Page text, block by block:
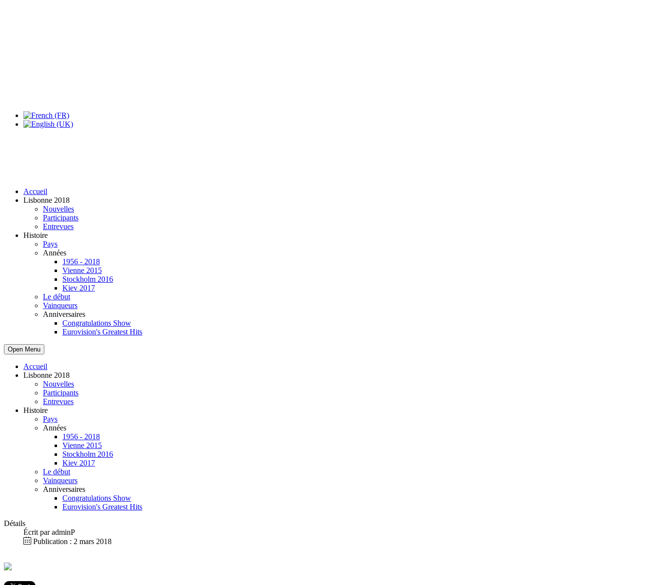
Accueil
Lisbonne 2018
Nouvelles
Participants
Entrevues
Histoire
Pays
Années
1956 - 2018
Vienne 2015
Stockholm 2016
Kiev 2017
Le début
Vainqueurs
Anniversaires
Congratulations Show
Eurovision's Greatest Hits
Open Menu
Accueil
Lisbonne 2018
Nouvelles
Participants
Entrevues
Histoire
Pays
Années
1956 - 2018
Vienne 2015
Stockholm 2016
Kiev 2017
Le début
Vainqueurs
Anniversaires
Congratulations Show
Eurovision's Greatest Hits
Détails
Écrit paradminP
Publication : 2 mars 2018